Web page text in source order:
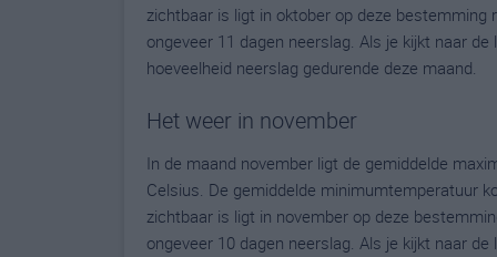
zichtbaar is ligt in oktober op deze bestemming
ongeveer 11 dagen neerslag. Als je kijkt naar
hoeveelheid neerslag gedurende deze maand.
Het weer in november
In de maand november ligt de gemiddelde
Celsius. De gemiddelde minimumtemperatuur
zichtbaar is ligt in november op deze
ongeveer 10 dagen neerslag. Als je kijkt naar